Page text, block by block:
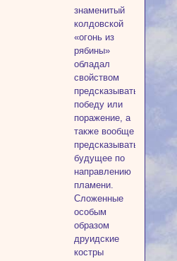
знаменитый
колдовской
«огонь из
рябины»
обладал
свойством
предсказывать
победу или
поражение, а
также вообще
предсказывать
будущее по
направлению
пламени.
Сложенные
особым
образом
друидские
костры